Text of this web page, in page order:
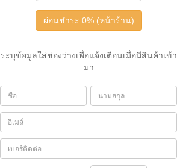
ผ่อนชำระ 0% (หน้าร้าน)
ระบุข้อมูลใส่ช่องว่างเพื่อแจ้งเตือนเมื่อมีสินค้าเข้า
มา